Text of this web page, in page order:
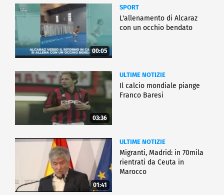
00:05
SPORT
L'allenamento di Alcaraz
con un occhio bendato
03:36
ULTIME NOTIZIE
Il calcio mondiale piange
Franco Baresi
01:41
ULTIME NOTIZIE
Migranti, Madrid: in 70mila
rientrati da Ceuta in
Marocco